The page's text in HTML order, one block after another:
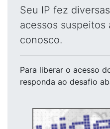
Seu IP fez
acessos suspeitos
conosco.
Para liberar o acesso
responda ao desafio